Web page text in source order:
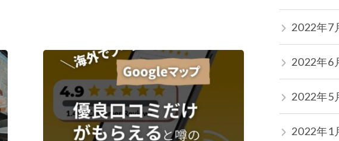
2022年7
2022年6
2022年5
2022年1